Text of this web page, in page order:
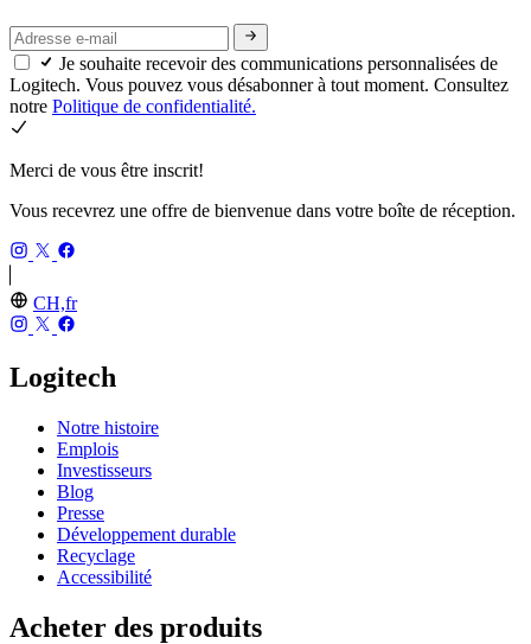
Je souhaite recevoir des communications personnalisées de
Logitech. Vous pouvez vous désabonner à tout moment. Consultez
notre Politique de confidentialité.
Merci de vous être inscrit!
Vous recevrez une offre de bienvenue dans votre boîte de réception.
CH,fr
Logitech
Notre histoire
Emplois
Investisseurs
Blog
Presse
Développement durable
Recyclage
Accessibilité
Acheter des produits